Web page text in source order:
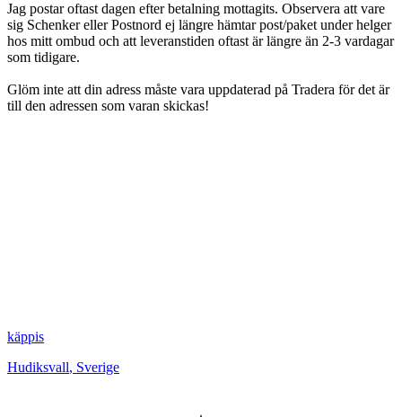
Jag postar oftast dagen efter betalning mottagits. Observera att vare
sig Schenker eller Postnord ej längre hämtar post/paket under helger
hos mitt ombud och att leveranstiden oftast är längre än 2-3 vardagar
som tidigare.
Glöm inte att din adress måste vara uppdaterad på Tradera för det är
till den adressen som varan skickas!
käppis
Hudiksvall, Sverige